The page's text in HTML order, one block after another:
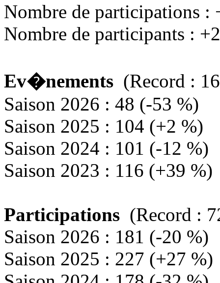
Nombre de participations :
Nombre de participants :
Ev�nements (Record :
Saison 2026 : 48 (-53 %)
Saison 2025 : 104 (+2 %)
Saison 2024 : 101 (-12 %)
Saison 2023 : 116 (+39 %)
Participations (Record :
Saison 2026 : 181 (-20 %)
Saison 2025 : 227 (+27 %)